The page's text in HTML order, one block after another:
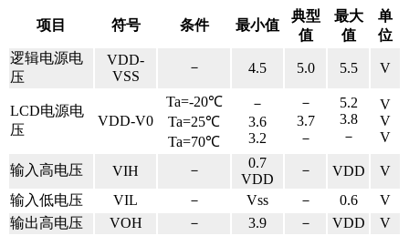
项目 符号 条件 最小值
典型
值
最大
值
单
位
逻辑电源电
压
VDD-
VSS
－ 4.5 5.0 5.5 V
LCD电源电
压
VDD-V0
Ta=-20℃
Ta=25℃
Ta=70℃
－
3.6
3.2
－
3.7
－
5.2
3.8
－
V
V
V
输入高电压 VIH －
0.7
VDD
－ VDD
V
输入低电压
VIL － Vss － 0.6
V
输出高电压
VOH － 3.9 － VDD
V